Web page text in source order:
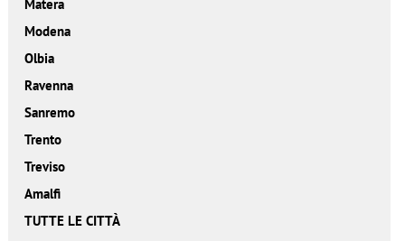
Matera
Modena
Olbia
Ravenna
Sanremo
Trento
Treviso
Amalfi
TUTTE LE CITTÀ